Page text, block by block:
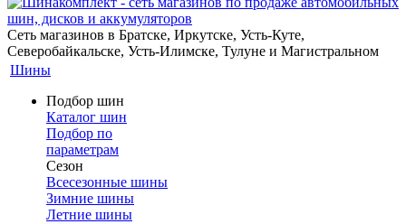
Сеть магазинов в Братске, Иркутске, Усть-Куте,
Северобайкальске, Усть-Илимске, Тулуне и Магистральном
Шины
Подбор шин
Каталог шин
Подбор по
параметрам
Сезон
Всесезонные шины
Зимние шины
Летние шины